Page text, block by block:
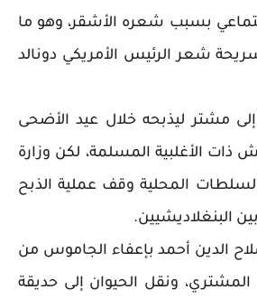
بسبب شعره الأشقر، وهو ما
شعر الرئيس الأمريكي دونالد
مشتر ليذبحه خلال عيد الأضحى
ذات الأغلبية المسلمة، لكن وزارة
المحلية وقف عملية الذبح
البنغلاديشيين.
الدين أحمد بإعفاء الجاموس من
المشتري، ونقل الحيوان إلى حديقة